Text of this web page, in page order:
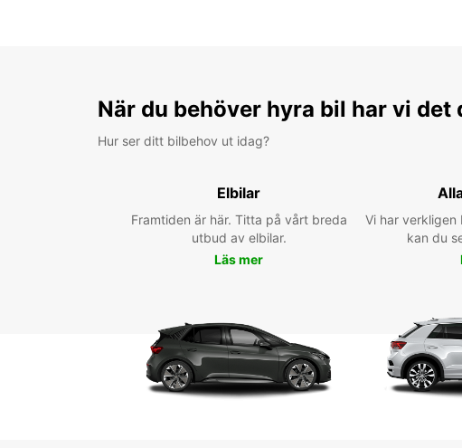
När du behöver hyra bil har vi det
Hur ser ditt bilbehov ut idag?
Elbilar
Framtiden är här. Titta på vårt breda
utbud av elbilar.
Läs mer
Vi har verkligen
kan du